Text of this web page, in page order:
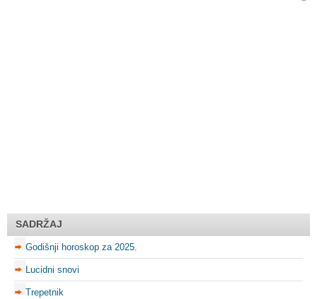
SADRŽAJ
Godišnji horoskop za 2025.
Lucidni snovi
Trepetnik